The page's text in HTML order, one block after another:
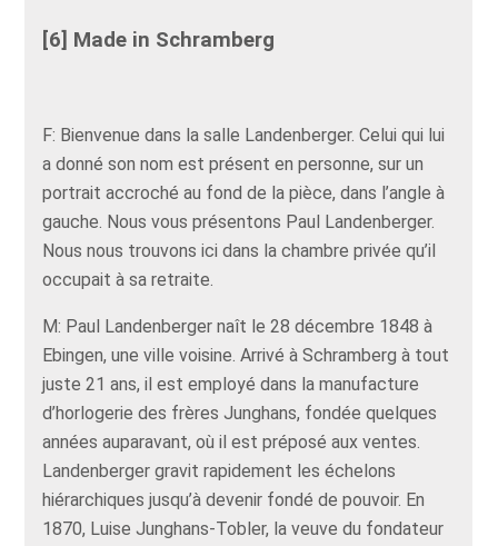
[6] Made in Schramberg
F: Bienvenue dans la salle Landenberger. Celui qui lui
a donné son nom est présent en personne, sur un
portrait accroché au fond de la pièce, dans l’angle à
gauche. Nous vous présentons Paul Landenberger.
Nous nous trouvons ici dans la chambre privée qu’il
occupait à sa retraite.
M: Paul Landenberger naît le 28 décembre 1848 à
Ebingen, une ville voisine. Arrivé à Schramberg à tout
juste 21 ans, il est employé dans la manufacture
d’horlogerie des frères Junghans, fondée quelques
années auparavant, où il est préposé aux ventes.
Landenberger gravit rapidement les échelons
hiérarchiques jusqu’à devenir fondé de pouvoir. En
1870, Luise Junghans-Tobler, la veuve du fondateur